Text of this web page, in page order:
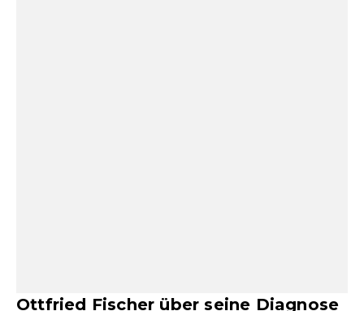
Ottfried Fischer über seine Diagnose